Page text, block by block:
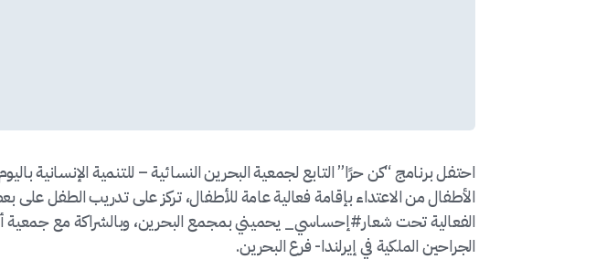
احتفل برنامج “كن حرًا” التابع لجمعية البحرين النسائية – للتنمية الإنسانية
الأطفال من الاعتداء بإقامة فعالية عامة للأطفال، تركز على تدريب الطفل
الفعالية تحت شعار#إحساسي_ يحميني بمجمع البحرين، وبالشراكة مع جمعية
الجراحين الملكية في إيرلندا- فرع البحرين.